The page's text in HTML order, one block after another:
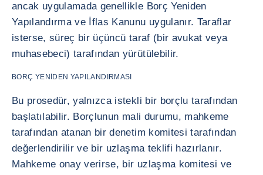
ancak uygulamada genellikle Borç Yeniden
Yapılandırma ve İflas Kanunu uygulanır. Taraflar
isterse, süreç bir üçüncü taraf (bir avukat veya
muhasebeci) tarafından yürütülebilir.
BORÇ YENİDEN YAPILANDIRMASI
Bu prosedür, yalnızca istekli bir borçlu tarafından
başlatılabilir. Borçlunun mali durumu, mahkeme
tarafından atanan bir denetim komitesi tarafından
değerlendirilir ve bir uzlaşma teklifi hazırlanır.
Mahkeme onay verirse, bir uzlaşma komitesi ve